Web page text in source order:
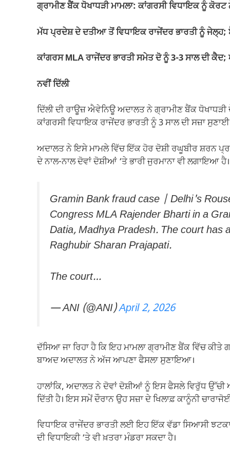
o
o
p
p
m n
k
ਗ੍ਰਾਮੀਣ ਬੈਂਕ ਧੋਖਾਧੜੀ ਮਾਮਲਾ: ਕਾਂਗਰਸੀ ਵਿਧਾਇਕ ਨੂੰ
ਮੱਧ ਪ੍ਰਦੇਸ਼ ਦੇ ਦਤੀਆ ਤੋਂ ਵਿਧਾਇਕ ਰਾਜੇਂਦਰ ਭਾਰਤੀ ਨੂੰ
ਕਾਂਗਰਸ MLA ਰਾਜੇਂਦਰ ਭਾਰਤੀ ਸਮੇਤ ਦੋ ਨੂੰ 3-3 ਸਾਲ ਦੀ
ਨਵੀਂ ਦਿੱਲੀ
ਦਿੱਲੀ ਦੀ ਰਾਊਜ਼ ਐਵੇਨਿਊ ਅਦਾਲਤ ਨੇ ਗ੍ਰਾਮੀਣ ਬੈਂਕ
ਕਾਂਗਰਸੀ ਵਿਧਾਇਕ ਰਾਜੇਂਦਰ ਭਾਰਤੀ ਨੂੰ 3 ਸਾਲ ਦੀ ਸਜ਼ਾ ਸੁਣਾਈ
ਅਦਾਲਤ ਨੇ ਇਸੇ ਮਾਮਲੇ ਵਿੱਚ ਇੱਕ ਹੋਰ ਦੋਸ਼ੀ ਰਘੂਬੀਰ ਸ਼ਰਨ
ਦੇ ਨਾਲ-ਨਾਲ ਦੋਵਾਂ ਦੋਸ਼ੀਆਂ ‘ਤੇ ਭਾਰੀ ਜੁਰਮਾਨਾ ਵੀ ਲਗਾਇਆ ਹੈ।
Gramin Bank fraud case | Delhi's
Congress MLA Rajender Bharti in a
Datia, Madhya Pradesh. The court has
Raghubir Sharan Prajapati.
The court…
— ANI (@ANI)April 2, 2026
ਦੱਸਿਆ ਜਾ ਰਿਹਾ ਹੈ ਕਿ ਇਹ ਮਾਮਲਾ ਗ੍ਰਾਮੀਣ ਬੈਂਕ ਵਿੱਚ
ਬਾਅਦ ਅਦਾਲਤ ਨੇ ਅੱਜ ਆਪਣਾ ਫੈਸਲਾ ਸੁਣਾਇਆ।
ਹਾਲਾਂਕਿ, ਅਦਾਲਤ ਨੇ ਦੋਵਾਂ ਦੋਸ਼ੀਆਂ ਨੂੰ ਇਸ ਫੈਸਲੇ ਵਿਰੁੱਧ
ਦਿੱਤੀ ਹੈ। ਇਸ ਸਮੇਂ ਦੌਰਾਨ ਉਹ ਸਜ਼ਾ ਦੇ ਖਿਲਾਫ਼ ਕਾਨੂੰਨੀ
ਵਿਧਾਇਕ ਰਾਜੇਂਦਰ ਭਾਰਤੀ ਲਈ ਇਹ ਇੱਕ ਵੱਡਾ ਸਿਆਸੀ ਝਟਕਾ
ਦੀ ਵਿਧਾਇਕੀ ‘ਤੇ ਵੀ ਖ਼ਤਰਾ ਮੰਡਰਾ ਸਕਦਾ ਹੈ।